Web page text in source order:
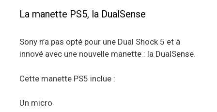
La manette PS5, la DualSense
Sony n’a pas opté pour une Dual Shock 5 et à
innové avec une nouvelle manette : la DualSense.
Cette manette PS5 inclue :
Un micro